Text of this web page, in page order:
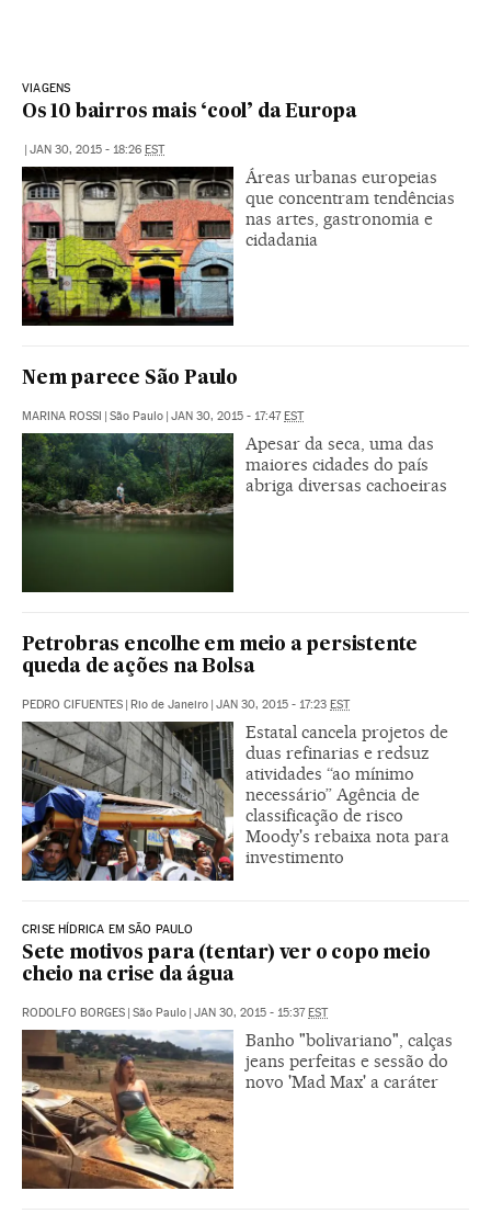
VIAGENS
Os 10 bairros mais ‘cool’ da Europa
| JAN 30, 2015 - 18:26 EST
Áreas urbanas europeias
que concentram tendências
nas artes, gastronomia e
cidadania
Nem parece São Paulo
MARINA ROSSI | São Paulo | JAN 30, 2015 - 17:47EST
Apesar da seca, uma das
maiores cidades do país
abriga diversas cachoeiras
Petrobras encolhe em meio a persistente
queda de ações na Bolsa
PEDRO CIFUENTES | Rio de Janeiro | JAN 30, 2015 - 17:23 EST
Estatal cancela projetos de
duas refinarias e redsuz
atividades “ao mínimo
necessário” Agência de
classificação de risco
Moody's rebaixa nota para
investimento
CRISE HÍDRICA EM SÃO PAULO
Sete motivos para (tentar) ver o copo meio
cheio na crise da água
RODOLFO BORGES | São Paulo | JAN 30, 2015 - 15:37EST
Banho "bolivariano", calças
jeans perfeitas e sessão do
novo 'Mad Max' a caráter